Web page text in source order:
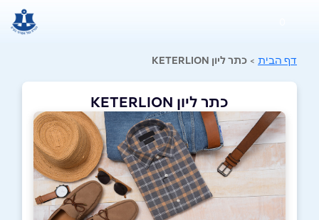
דף הבית > כתר ליון KETERLION
כתר ליון KETERLION